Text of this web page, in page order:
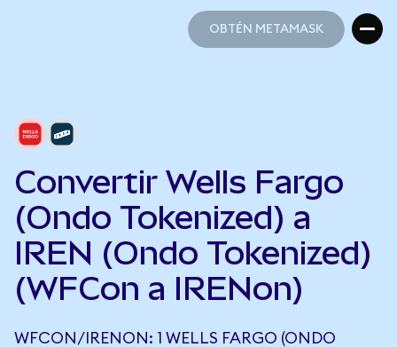
OBTÉN METAMASK
Convertir Wells Fargo
(Ondo Tokenized) a
IREN (Ondo Tokenized)
(WFCon a IRENon)
WFCON/IRENON: 1 WELLS FARGO (ONDO